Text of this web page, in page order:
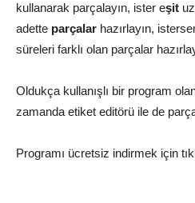
kullanarak parçalayın, ister eşit
adette parçalar hazırlayın,
süreleri farklı olan parçalar
Oldukça kullanışlı bir program
zamanda etiket editörü ile de
Programı ücretsiz indirmek için